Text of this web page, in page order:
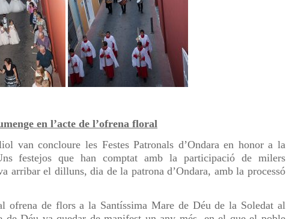
en l’acte de l’ofrena floral
van concloure les Festes Patronals d’Ondara en honor a la
festejos que han comptat amb la participació de milers
arribar el dilluns, dia de la patrona d’Ondara, amb la processó
ofrena de flors a la Santíssima Mare de Déu de la Soledat al